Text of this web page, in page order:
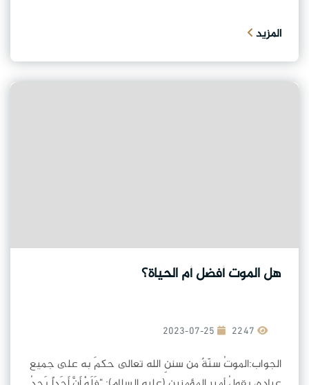
المزيد
هل الموت أفضل أم الحياة؟
2023-07-25
الجواب:الموتُ سنّةٌ من سننِ الله تعالى حكمَ به على جميع